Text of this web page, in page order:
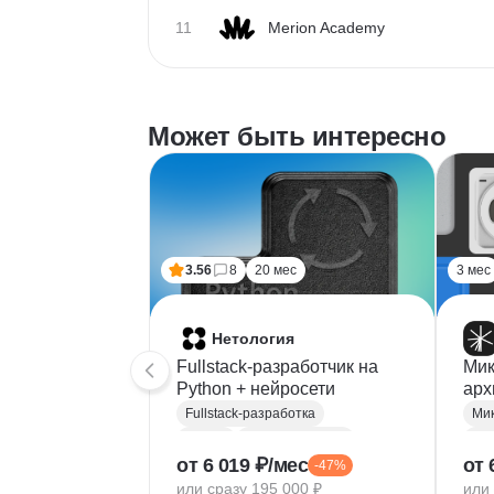
11 Merion Academy
Может быть интересно
3.56 8 20 мес
Нетология
Fullstack-разработчик на
Python + нейросети
Fullstack-разработка
HTML/CSS
JavaScript
от 6 019 ₽/мес -47%
или сразу 195 000 ₽
3 мес
от
или